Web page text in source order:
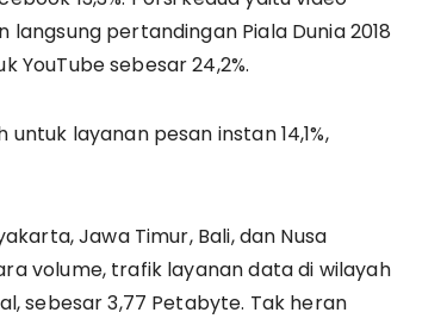
langsung pertandingan Piala Dunia 2018
YouTube sebesar 24,2%.
layanan pesan instan 14,1%,
Jawa Timur, Bali, dan Nusa
volume, trafik layanan data di wilayah
sebesar 3,77 Petabyte. Tak heran